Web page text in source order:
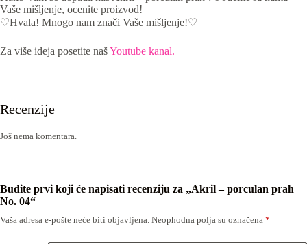
Vaše mišljenje, ocenite proizvod!
♡Hvala! Mnogo nam znači Vaše mišljenje!♡
Za više ideja posetite našYoutube kanal.
Recenzije
Još nema komentara.
Budite prvi koji će napisati recenziju za „Akril – porculan prah
No. 04“
Vaša adresa e-pošte neće biti objavljena. Neophodna polja su označena *